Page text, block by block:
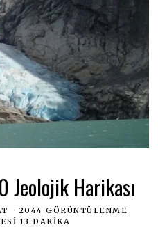
Jeolojik Harikası
2044 GÖRÜNTÜLENME
13 DAKIKA